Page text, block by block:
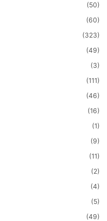
(50)
(60)
(323)
(49)
(3)
(111)
(46)
(16)
(1)
(9)
(11)
(2)
(4)
(5)
(49)